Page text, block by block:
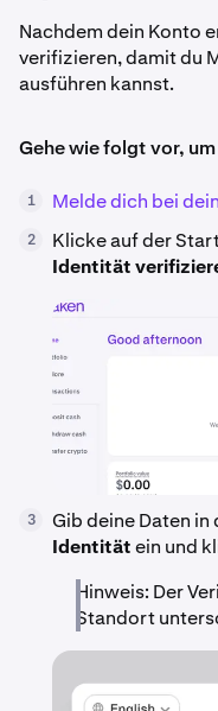
Nachdem dein Konto
verifizieren, damit du
ausführen kannst.
Gehe wie folgt vor,
1 Melde dich bei
2
Klicke auf der
Identität
3 Gib deine Daten in
Identitätein und
Hinweis: Der
Standort